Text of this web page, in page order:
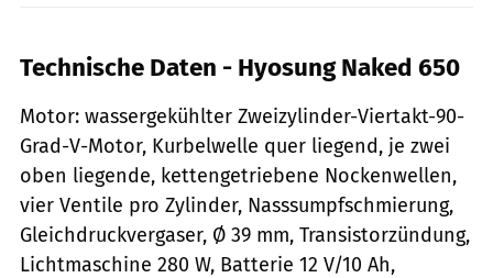
Technische Daten - Hyosung Naked 650
Motor: wassergekühlter Zweizylinder-Viertakt-90-
Grad-V-Motor, Kurbelwelle quer liegend, je zwei
oben liegende, kettengetriebene Nockenwellen,
vier Ventile pro Zylinder, Nasssumpfschmierung,
Gleichdruckvergaser, Ø 39 mm, Transistorzündung,
Lichtmaschine 280 W, Batterie 12 V/10 Ah,